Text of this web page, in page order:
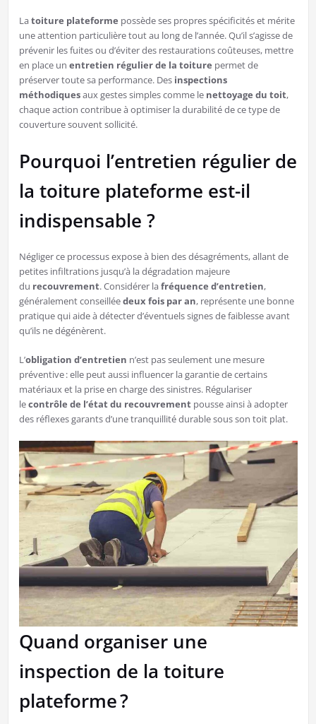
Latoiture plateforme possède ses propres spécificités et mérite
une attention particulière tout au long de l’année. Qu’il s’agisse de
prévenir les fuites ou d’éviter des restaurations coûteuses, mettre
en place un entretien régulier de la toiture permet de
préserver toute sa performance. Des inspections
méthodiquesaux gestes simples comme le nettoyage du toit,
chaque action contribue à optimiser la durabilité de ce type de
couverture souvent sollicité.
Pourquoi l’entretien régulier de
la toiture plateforme est-il
indispensable ?
Négliger ce processus expose à bien des désagréments, allant de
petites infiltrations jusqu’à la dégradation majeure
du recouvrement. Considérer lafréquence d’entretien,
généralement conseilléedeux fois par an, représente une bonne
pratique qui aide à détecter d’éventuels signes de faiblesse avant
qu’ils ne dégénèrent.
L’obligation d’entretien n’est pas seulement une mesure
préventive : elle peut aussi influencer la garantie de certains
matériaux et la prise en charge des sinistres. Régulariser
lecontrôle de l’état du recouvrementpousse ainsi à adopter
des réflexes garants d’une tranquillité durable sous son toit plat.
Quand organiser une
inspection de la toiture
plateforme ?